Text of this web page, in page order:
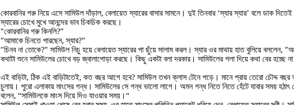
কোরবানির গরু নিয়ে এসে সামিউল দাঁড়াল, বেলায়েত স্যারের বাসার সামনে। দুই তিনবার ‘স্যার স্যার’ বলে ডাক
স্যারের চোখে মুখে আনন্দের ভাব চিকচিক করছে।
"কোরবানির গরু কিনলি?"
"আমাকে চিনতে পারছেন, স্যার?"
"চিনব না তোকে?" সামিউল নিচু হয়ে বেলায়েত স্যারের পা ছুঁয়ে সালাম করল। স্যার ওর মাথায় হাত বুলিয়ে বললেন,
কথাটা শুনে সামিউলের চোখে বড় জ্বালাপোড়া করছে। কিছু একটা বলা দরকার। সামিউলের গলা দিয়ে কথা বের হচ্ছে
এই বাড়িটা, ঠিক এই বাড়িটাতেই, কত বছর আগে হবে? সামিউল তখন ক্লাস টেনে পড়ে। মানে প্রায় তেরো চৌদ্দ বছর
চুলায়। পুরো এলাকায় মাংসের গন্ধ। সামিউলের সে গন্ধ ভালো লাগে। অমন গন্ধ নিতে নিতে হেঁটে যাবার সময়
বলেন, “সামিউলকে মাংস দিয়ে দিও যাওয়ার সময়।“